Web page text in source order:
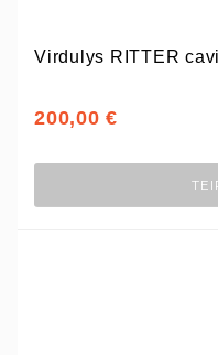
Virdulys RITTER
200,00 €